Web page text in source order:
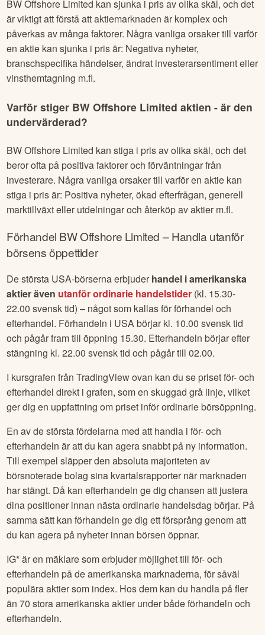
BW Offshore Limited kan sjunka i pris av olika skäl, och det
är viktigt att förstå att aktiemarknaden är komplex och
påverkas av många faktorer. Några vanliga orsaker till varför
en aktie kan sjunka i pris är: Negativa nyheter,
branschspecifika händelser, ändrat investerarsentiment eller
vinsthemtagning m.fl.
Varför stiger BW Offshore Limited aktien - är den
undervärderad?
BW Offshore Limited kan stiga i pris av olika skäl, och det
beror ofta på positiva faktorer och förväntningar från
investerare. Några vanliga orsaker till varför en aktie kan
stiga i pris är: Positiva nyheter, ökad efterfrågan, generell
marktillväxt eller utdelningar och återköp av aktier m.fl.
Förhandel BW Offshore Limited – Handla utanför
börsens öppettider
De största USA-börserna erbjuder handel i amerikanska
aktier även utanför ordinarie handelstider (kl. 15.30-
22.00 svensk tid) – något som kallas för förhandel och
efterhandel. Förhandeln i USA börjar kl. 10.00 svensk tid
och pågår fram till öppning 15.30. Efterhandeln börjar efter
stängning kl. 22.00 svensk tid och pågår till 02.00.
I kursgrafen från TradingView ovan kan du se priset för- och
efterhandel direkt i grafen, som en skuggad grå linje, vilket
ger dig en uppfattning om priset inför ordinarie börsöppning.
En av de största fördelarna med att handla i för- och
efterhandeln är att du kan agera snabbt på ny information.
Till exempel släpper den absoluta majoriteten av
börsnoterade bolag sina kvartalsrapporter när marknaden
har stängt. Då kan efterhandeln ge dig chansen att justera
dina positioner innan nästa ordinarie handelsdag börjar. På
samma sätt kan förhandeln ge dig ett försprång genom att
du kan agera på nyheter innan börsen öppnar.
IG* är en mäklare som erbjuder möjlighet till för- och
efterhandeln på de amerikanska marknaderna, för såväl
populära aktier som index. Hos dem kan du handla på fler
än 70 stora amerikanska aktier under både förhandeln och
efterhandeln.